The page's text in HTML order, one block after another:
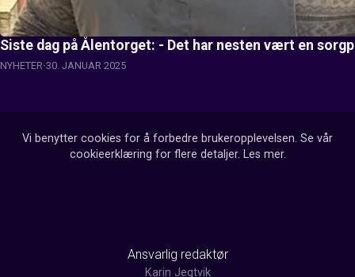
Siste dag på Ålentorget: - Det har nesten vært en
NYHETER 30. JANUAR 2025
Vi benytter cookies for å forbedre brukeropplevelsen. Se vår
cookieerklæring for flere detaljer. Les mer.
Ansvarlig redaktør
Karin Jegtvik